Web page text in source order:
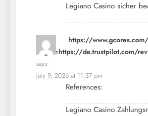
Legiano Casino sicher
https://
target=https://de.trustpilot.com/
says:
July 9, 2026 at 11:37 pm
References:
Legiano Casino